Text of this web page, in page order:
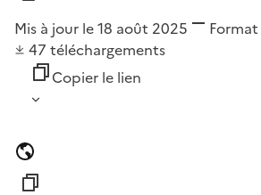
Mis à jour le 18 août 2025 Format
47 téléchargements
Copier le lien